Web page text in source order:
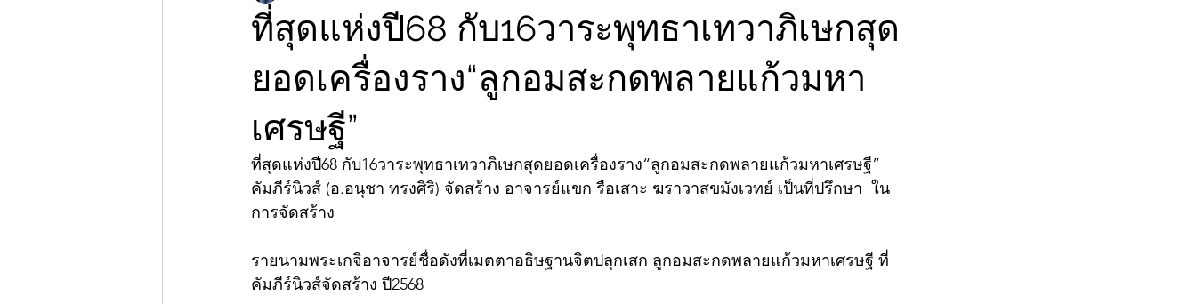
ที่สุดแห่งปี68 กับ16วาระพุทธาเทวาภิเษกสุด
ยอดเครื่องราง“ลูกอมสะกดพลายแก้วมหา
เศรษฐี”
ที่สุดแห่งปี68 กับ16วาระพุทธาเทวาภิเษกสุดยอดเครื่องราง“ลูกอมสะกดพลายแก้วมหาเศรษฐี”
คัมภีร์นิวส์ (อ.อนุชา ทรงศิริ) จัดสร้าง อาจารย์แขก รือเสาะ ฆราวาสขมังเวทย์ เป็นที่ปรึกษา  ใน
การจัดสร้าง
รายนามพระเกจิอาจารย์ชื่อดังที่เมตตาอธิษฐานจิตปลุกเสก ลูกอมสะกดพลายแก้วมหาเศรษฐี ที่
คัมภีร์นิวส์จัดสร้าง ปี2568